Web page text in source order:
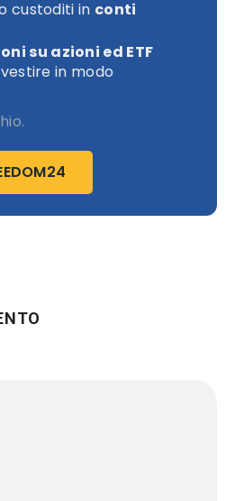
custoditi in conti
su azioni ed ETF
in modo